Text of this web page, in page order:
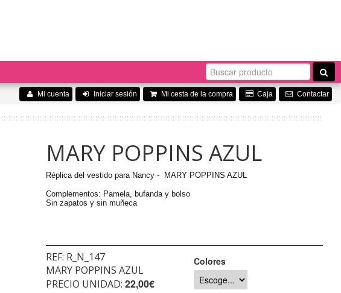
Mi cuenta Iniciar sesión Mi cesta de la compra Caja Contactar
MARY POPPINS AZUL
Réplica del vestido para Nancy - MARY POPPINS AZUL
Complementos: Pamela, bufanda y bolso
Sin zapatos y sin muñeca
REF: R_N_147
MARY POPPINS AZUL
PRECIO UNIDAD: 22,00€
Colores